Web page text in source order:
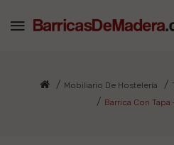
Mobiliario De Hostelería
Barrica Con Tapa